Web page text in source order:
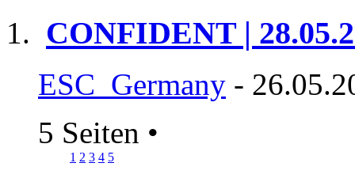
CONFIDENT |
ESC_Germany -
5 Seiten •
1 2 3 4 5